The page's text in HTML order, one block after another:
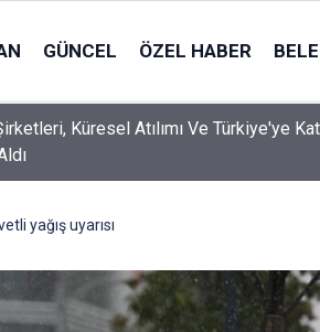
GÜNCEL ÖZEL HABER
Küresel Atılımı Ve Türkiye'ye
yağış uyarısı